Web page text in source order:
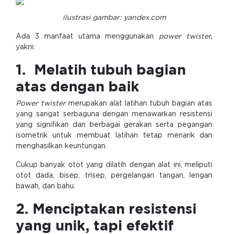
ilustrasi gambar: yandex.com
Ada 3 manfaat utama menggunakan power twister,
yakni:
1. Melatih tubuh bagian
atas dengan baik
Power twister merupakan alat latihan tubuh bagian atas
yang sangat serbaguna dengan menawarkan resistensi
yang signifikan dan berbagai gerakan serta pegangan
isometrik untuk membuat latihan tetap menarik dan
menghasilkan keuntungan.
Cukup banyak otot yang dilatih dengan alat ini, meliputi
otot dada, bisep, trisep, pergelangan tangan, lengan
bawah, dan bahu.
2. Menciptakan resistensi
yang unik, tapi efektif